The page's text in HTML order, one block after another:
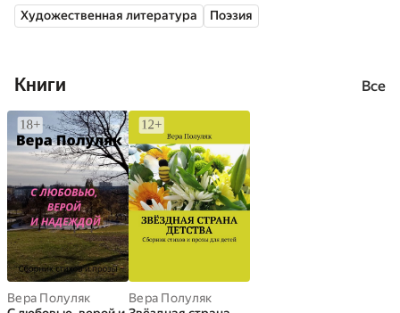
Художественная литература Поэзия
Книги Все
Вера Полуляк
Вера Полуляк